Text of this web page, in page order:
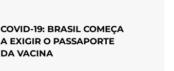
COVID-19: BRASIL COMEÇA
A EXIGIR O PASSAPORTE
DA VACINA